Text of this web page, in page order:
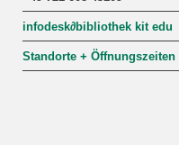
infodesk∂bibliothek kit edu
Standorte + Öffnungszeiten